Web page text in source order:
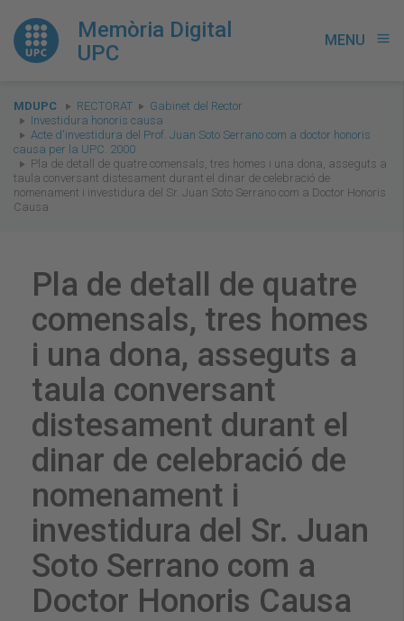
Memòria Digital
UPC
MENU menu
You
are
here:
MDUPC RECTORAT
Gabinet del Rector
Investidura honoris causa
Acte d'investidura del Prof. Juan Soto Serrano com a doctor honoris
causa per la UPC. 2000
Pla de detall de quatre comensals, tres homes i una dona, asseguts a
taula conversant distesament durant el dinar de celebració de
nomenament i investidura del Sr. Juan Soto Serrano com a Doctor Honoris
Causa
Pla de detall de quatre
comensals, tres homes
i una dona, asseguts a
taula conversant
distesament durant el
dinar de celebració de
nomenament i
investidura del Sr. Juan
Soto Serrano com a
Doctor Honoris Causa